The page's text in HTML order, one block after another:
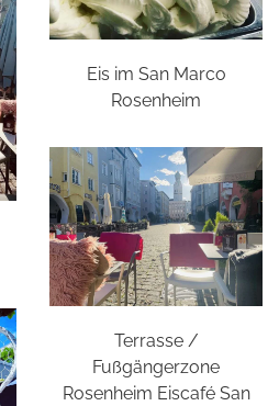
Eis im San Marco
Rosenheim
Terrasse /
Fußgängerzone
Rosenheim Eiscafé San